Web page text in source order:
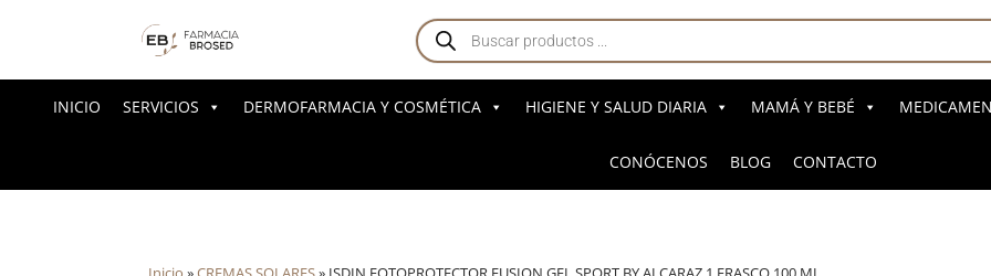
Búsqueda
de
productos
INICIO SERVICIOS DERMOFARMACIA Y COSMÉTICA HIGIENE Y SALUD DIARIA MAMÁ Y BEBÉ
CONÓCENOS BLOG CONTACTO